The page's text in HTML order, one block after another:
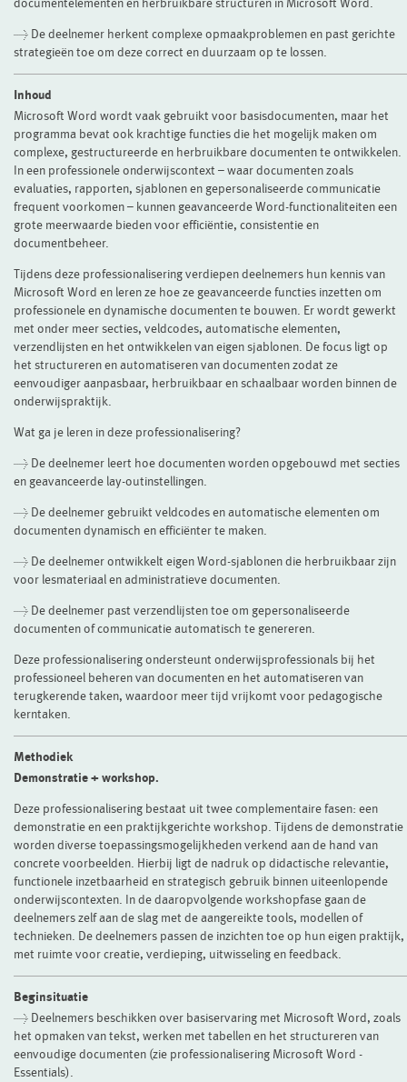
> De deelnemer herkent complexe opmaakproblemen en past gerichte
strategieën toe om deze correct en duurzaam op te lossen.
Inhoud
Microsoft Word wordt vaak gebruikt voor basisdocumenten, maar het
programma bevat ook krachtige functies die het mogelijk maken om
complexe, gestructureerde en herbruikbare documenten te ontwikkelen.
In een professionele onderwijscontext – waar documenten zoals
evaluaties, rapporten, sjablonen en gepersonaliseerde communicatie
frequent voorkomen – kunnen geavanceerde Word-functionaliteiten een
grote meerwaarde bieden voor efficiëntie, consistentie en
documentbeheer.
Tijdens deze professionalisering verdiepen deelnemers hun kennis van
Microsoft Word en leren ze hoe ze geavanceerde functies inzetten om
professionele en dynamische documenten te bouwen. Er wordt gewerkt
met onder meer secties, veldcodes, automatische elementen,
verzendlijsten en het ontwikkelen van eigen sjablonen. De focus ligt op
het structureren en automatiseren van documenten zodat ze
eenvoudiger aanpasbaar, herbruikbaar en schaalbaar worden binnen de
onderwijspraktijk.
Wat ga je leren in deze professionalisering?
> De deelnemer leert hoe documenten worden opgebouwd met secties
en geavanceerde lay-outinstellingen.
> De deelnemer gebruikt veldcodes en automatische elementen om
documenten dynamisch en efficiënter te maken.
> De deelnemer ontwikkelt eigen Word-sjablonen die herbruikbaar zijn
voor lesmateriaal en administratieve documenten.
> De deelnemer past verzendlijsten toe om gepersonaliseerde
documenten of communicatie automatisch te genereren.
Deze professionalisering ondersteunt onderwijsprofessionals bij het
professioneel beheren van documenten en het automatiseren van
terugkerende taken, waardoor meer tijd vrijkomt voor pedagogische
kerntaken.
Methodiek
Demonstratie + workshop.
Deze professionalisering bestaat uit twee complementaire fasen: een
demonstratie en een praktijkgerichte workshop. Tijdens de demonstratie
worden diverse toepassingsmogelijkheden verkend aan de hand van
concrete voorbeelden. Hierbij ligt de nadruk op didactische relevantie,
functionele inzetbaarheid en strategisch gebruik binnen uiteenlopende
onderwijscontexten. In de daaropvolgende workshopfase gaan de
deelnemers zelf aan de slag met de aangereikte tools, modellen of
technieken. De deelnemers passen de inzichten toe op hun eigen praktijk,
met ruimte voor creatie, verdieping, uitwisseling en feedback.
Beginsituatie
> Deelnemers beschikken over basiservaring met Microsoft Word, zoals
het opmaken van tekst, werken met tabellen en het structureren van
eenvoudige documenten (zie professionalisering Microsoft Word -
Essentials).